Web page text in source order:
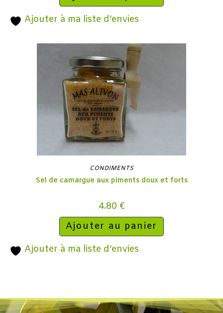
Ajouter à ma liste d’envies
CONDIMENTS
Sel de camargue aux piments doux et forts
4.80 €
Ajouter au panier
Ajouter à ma liste d’envies